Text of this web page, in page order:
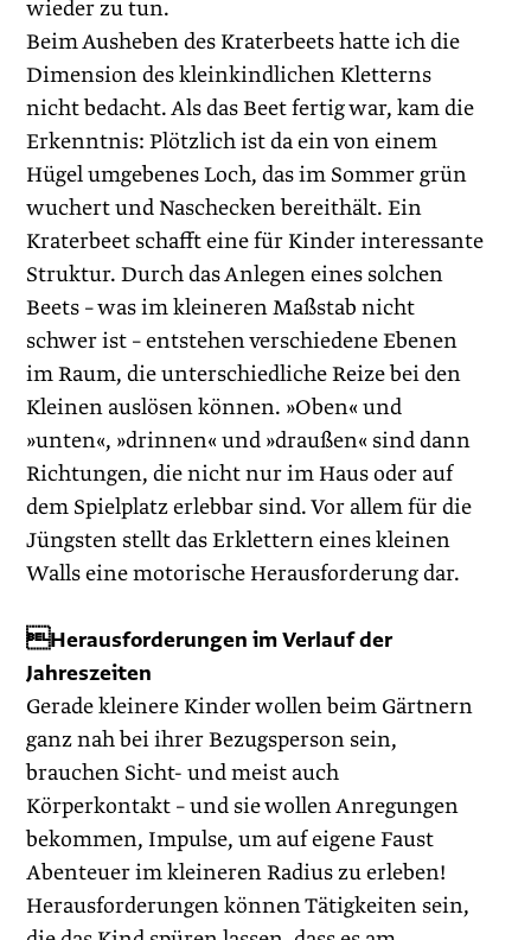
wieder zu tun.
Beim Ausheben des Kraterbeets hatte ich die
Dimension des kleinkindlichen Kletterns
nicht bedacht. Als das Beet fertig war, kam die
Erkenntnis: Plötzlich ist da ein von einem
Hügel umgebenes Loch, das im Sommer grün
wuchert und Naschecken bereithält. Ein
Kraterbeet schafft eine für Kinder interessante
Struktur. Durch das Anlegen eines solchen
Beets – was im kleineren Maßstab nicht
schwer ist – entstehen verschiedene Ebenen
im Raum, die unterschiedliche Reize bei den
Kleinen auslösen können. »Oben« und
»unten«, »drinnen« und »draußen« sind dann
Richtungen, die nicht nur im Haus oder auf
dem Spielplatz erlebbar sind. Vor allem für die
Jüngsten stellt das Erklettern eines kleinen
Walls eine motorische Herausforderung dar.
Herausforderungen im ­Verlauf der
Jahreszeiten
Gerade kleinere Kinder wollen beim Gärtnern
ganz nah bei ihrer Bezugsperson sein,
brauchen Sicht- und meist auch
Körperkontakt – und sie wollen Anregungen
bekommen, Impulse, um auf eigene Faust
Abenteuer im kleineren Radius zu erleben!
Herausforderungen können Tätigkeiten sein,